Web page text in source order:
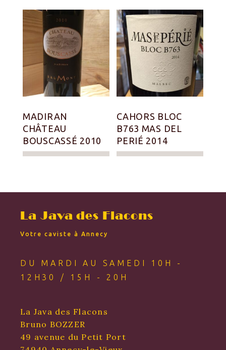
MADIRAN
CHÂTEAU
BOUSCASSÉ 2010
CAHORS BLOC
B763 MAS DEL
PERIÉ 2014
La Java des Flacons
Votre caviste à Annecy
DU MARDI AU SAMEDI 10H -
12H30 / 15H - 20H
La Java des Flacons
Bruno BOZZER
49 avenue du Petit Port